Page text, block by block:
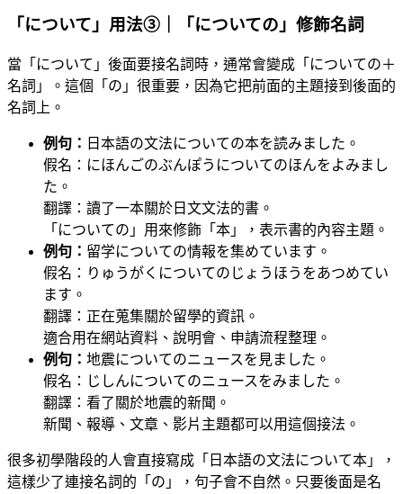
「について」用法③｜「についての」修飾名詞
當「について」後面要接名詞時，通常會變成「についての＋
名詞」。這個「の」很重要，因為它把前面的主題接到後面的
名詞上。
例句： 日本語の文法についての本を読みました。
假名：にほんごのぶんぽうについてのほんをよみまし
た。
翻譯：讀了一本關於日文文法的書。
「についての」用來修飾「本」，表示書的內容主題。
例句： 留学についての情報を集めています。
假名：りゅうがくについてのじょうほうをあつめてい
ます。
翻譯：正在蒐集關於留學的資訊。
適合用在網站資料、說明會、申請流程整理。
例句： 地震についてのニュースを見ました。
假名：じしんについてのニュースをみました。
翻譯：看了關於地震的新聞。
新聞、報導、文章、影片主題都可以用這個接法。
很多初學階段的人會直接寫成「日本語の文法について本」，
這樣少了連接名詞的「の」，句子會不自然。只要後面是名